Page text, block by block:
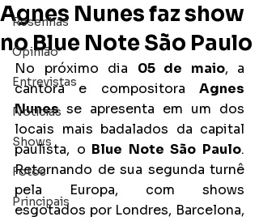
Resenhas
Opinião
Entrevistas
Notícias
Shows
Fotos
Principais
Agnes Nunes faz show
no Blue Note São Paulo
No próximo dia 05 de maio, a
cantora e compositora Agnes
Nunes se apresenta em um dos
locais mais badalados da capital
paulista, o Blue Note São Paulo.
Retornando de sua segunda turnê
pela Europa, com shows
esgotados por Londres, Barcelona,